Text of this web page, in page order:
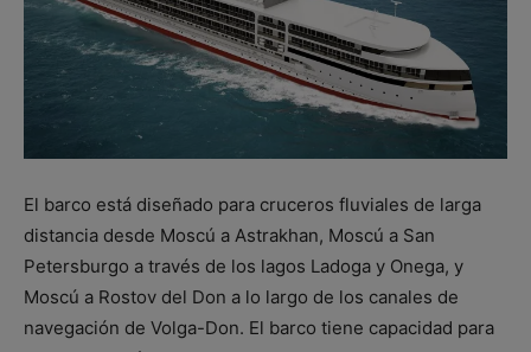
El barco está diseñado para cruceros fluviales de larga
distancia desde Moscú a Astrakhan, Moscú a San
Petersburgo a través de los lagos Ladoga y Onega, y
Moscú a Rostov del Don a lo largo de los canales de
navegación de Volga-Don. El barco tiene capacidad para